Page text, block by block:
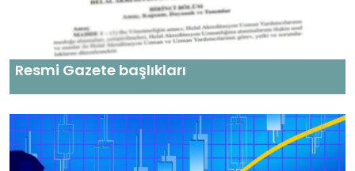
Resmi Gazete başlıkları